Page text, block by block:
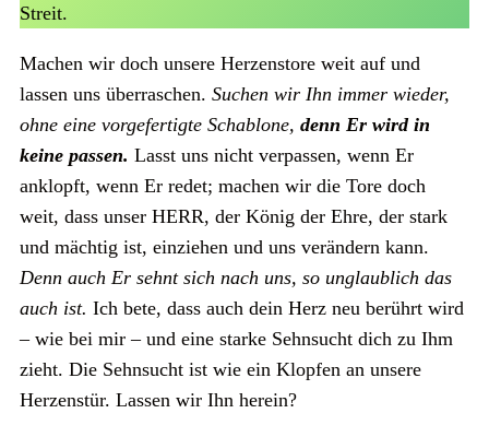
Streit.
Machen wir doch unsere Herzenstore weit auf und
lassen uns überraschen. Suchen wir Ihn immer wieder,
ohne eine vorgefertigte Schablone, denn Er wird in
keine passen. Lasst uns nicht verpassen, wenn Er
anklopft, wenn Er redet; machen wir die Tore doch
weit, dass unser HERR, der König der Ehre, der stark
und mächtig ist, einziehen und uns verändern kann.
Denn auch Er sehnt sich nach uns, so unglaublich das
auch ist. Ich bete, dass auch dein Herz neu berührt wird
– wie bei mir – und eine starke Sehnsucht dich zu Ihm
zieht. Die Sehnsucht ist wie ein Klopfen an unsere
Herzenstür. Lassen wir Ihn herein?